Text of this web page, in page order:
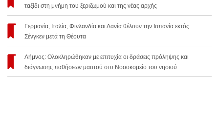
ταξίδι στη μνήμη του ξεριζωμού και της νέας αρχής
Γερμανία, Ιταλία, Φινλανδία και Δανία θέλουν την Ισπανία εκτός
Σένγκεν μετά τη Θέουτα
Λήμνος: Ολοκληρώθηκαν με επιτυχία οι δράσεις πρόληψης και
διάγνωσης παθήσεων μαστού στο Νοσοκομείο του νησιού